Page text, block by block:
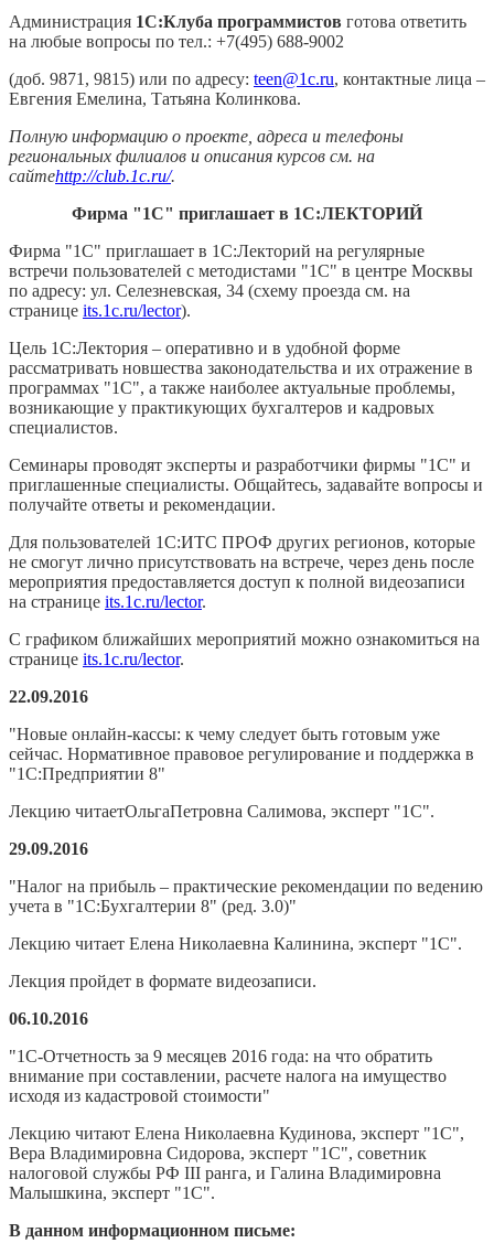
Администрация 1С:Клуба программистов готова ответить
на любые вопросы по тел.: +7(495) 688-9002
(доб. 9871, 9815) или по адресу: teen@1c.ru, контактные лица –
Евгения Емелина, Татьяна Колинкова.
Полную информацию о проекте, адреса и телефоны
региональных филиалов и описания курсов см. на
сайтеhttp://club.1c.ru/.
Фирма "1С" приглашает в 1С:ЛЕКТОРИЙ
Фирма "1С" приглашает в 1С:Лекторий на регулярные
встречи пользователей с методистами "1С" в центре Москвы
по адресу: ул. Селезневская, 34 (схему проезда см. на
странице its.1c.ru/lector).
Цель 1С:Лектория – оперативно и в удобной форме
рассматривать новшества законодательства и их отражение в
программах "1С", а также наиболее актуальные проблемы,
возникающие у практикующих бухгалтеров и кадровых
специалистов.
Семинары проводят эксперты и разработчики фирмы "1С" и
приглашенные специалисты. Общайтесь, задавайте вопросы и
получайте ответы и рекомендации.
Для пользователей 1С:ИТС ПРОФ других регионов, которые
не смогут лично присутствовать на встрече, через день после
мероприятия предоставляется доступ к полной видеозаписи
на странице its.1c.ru/lector.
С графиком ближайших мероприятий можно ознакомиться на
странице its.1c.ru/lector.
22.09.2016
"Новые онлайн-кассы: к чему следует быть готовым уже
сейчас. Нормативное правовое регулирование и поддержка в
"1С:Предприятии 8"
Лекцию читаетОльгаПетровна Салимова, эксперт "1С".
29.09.2016
"Налог на прибыль – практические рекомендации по ведению
учета в "1С:Бухгалтерии 8" (ред. 3.0)"
Лекцию читает Елена Николаевна Калинина, эксперт "1С".
Лекция пройдет в формате видеозаписи.
06.10.2016
"1С-Отчетность за 9 месяцев 2016 года: на что обратить
внимание при составлении, расчете налога на имущество
исходя из кадастровой стоимости"
Лекцию читают Елена Николаевна Кудинова, эксперт "1С",
Вера Владимировна Сидорова, эксперт "1С", советник
налоговой службы РФ III ранга, и Галина Владимировна
Малышкина, эксперт "1С".
В данном информационном письме: